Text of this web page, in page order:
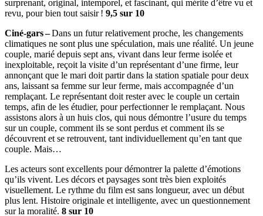
surprenant, original, intemporel, et fascinant, qui mérite d’être vu et
revu, pour bien tout saisir ! 9,5 sur 10
Ciné-gars –Dans un futur relativement proche, les changements
climatiques ne sont plus une spéculation, mais une réalité. Un jeune
couple, marié depuis sept ans, vivant dans leur ferme isolée et
inexploitable, reçoit la visite d’un représentant d’une firme, leur
annonçant que le mari doit partir dans la station spatiale pour deux
ans, laissant sa femme sur leur ferme, mais accompagnée d’un
remplaçant. Le représentant doit rester avec le couple un certain
temps, afin de les étudier, pour perfectionner le remplaçant. Nous
assistons alors à un huis clos, qui nous démontre l’usure du temps
sur un couple, comment ils se sont perdus et comment ils se
découvrent et se retrouvent, tant individuellement qu’en tant que
couple. Mais…
Les acteurs sont excellents pour démontrer la palette d’émotions
qu’ils vivent. Les décors et paysages sont très bien exploités
visuellement. Le rythme du film est sans longueur, avec un début
plus lent. Histoire originale et intelligente, avec un questionnement
sur la moralité. 8 sur 10